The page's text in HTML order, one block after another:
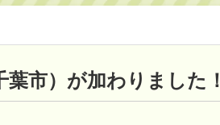
葉市）が加わりました！